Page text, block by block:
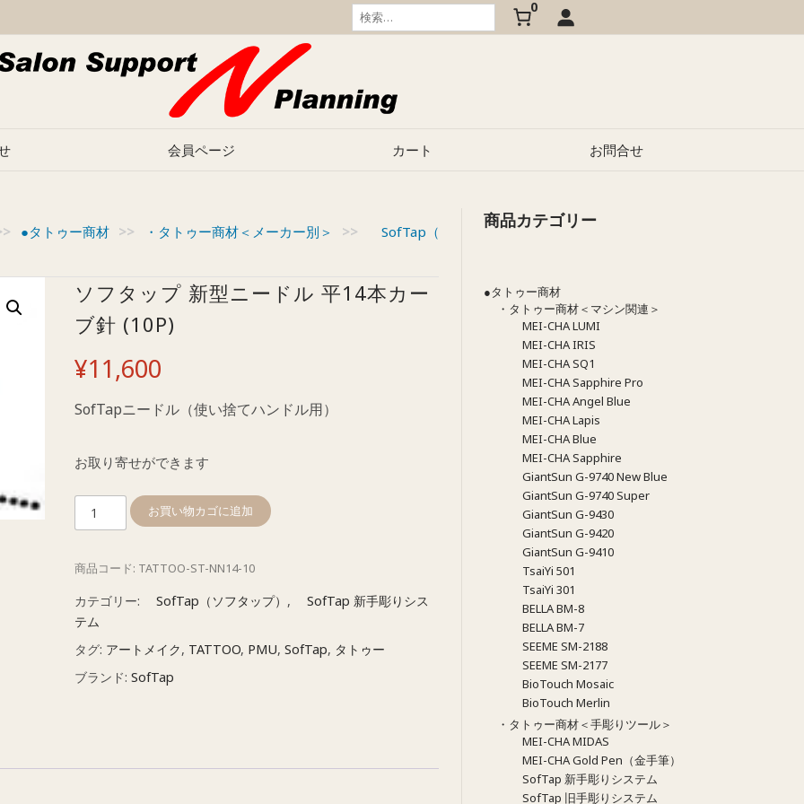
検
索:
0
会員ページ カート お問合せ
●タトゥー商材 >> ・タトゥー商材＜メーカー別＞ >> SofTap（ソフタップ） >> ソフタップ 新型ニードル 平14本カーブ針
ソフタップ 新型ニードル 平14本カー
ブ針 (10P)
¥11,600
SofTapニードル（使い捨てハンドル用）
お取り寄せができます
フ
ッ
プ
新
型
ニ
ー
14
お買い物カゴに追加
商品コード: TATTOO-ST-NN14-10
カテゴリー: SofTap（ソフタップ） ,
SofTap 新手彫りシス
テム
タグ: アートメイク, TATTOO, PMU,SofTap, タトゥー
ブランド:SofTap
商品カテゴリー
●タトゥー商材
・タトゥー商材＜マシン関連＞
MEI-CHA LUMI
MEI-CHA IRIS
MEI-CHA SQ1
MEI-CHA Sapphire Pro
MEI-CHA Angel Blue
MEI-CHA Lapis
MEI-CHA Blue
MEI-CHA Sapphire
GiantSun G-9740 New Blue
GiantSun G-9740 Super
GiantSun G-9430
GiantSun G-9420
GiantSun G-9410
TsaiYi 501
TsaiYi 301
BELLA BM-8
BELLA BM-7
SEEME SM-2188
SEEME SM-2177
BioTouch Mosaic
BioTouch Merlin
・タトゥー商材＜手彫りツール＞
MEI-CHA MIDAS
MEI-CHA Gold Pen（金手筆）
SofTap 新手彫りシステム
SofTap 旧手彫りシステム